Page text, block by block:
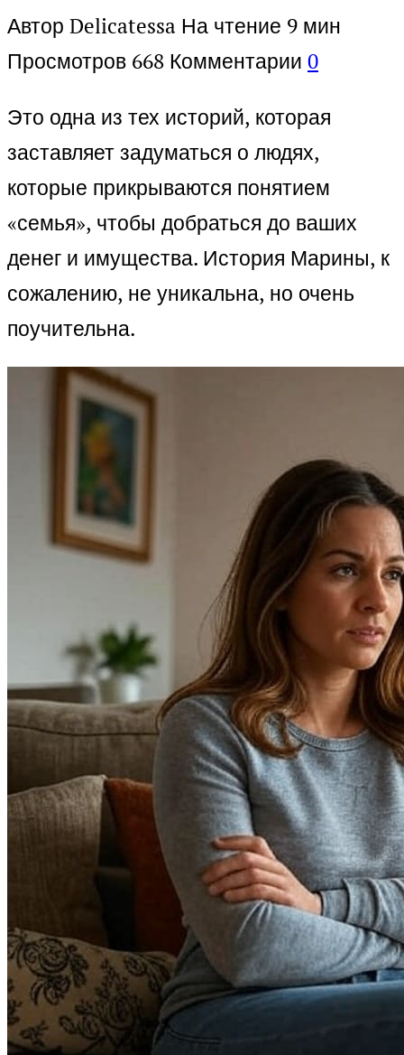
Автор Delicatessa На чтение 9 мин
Просмотров 668 Комментарии 0
Это одна из тех историй, которая
заставляет задуматься о людях,
которые прикрываются понятием
«семья», чтобы добраться до ваших
денег и имущества. История Марины, к
сожалению, не уникальна, но очень
поучительна.